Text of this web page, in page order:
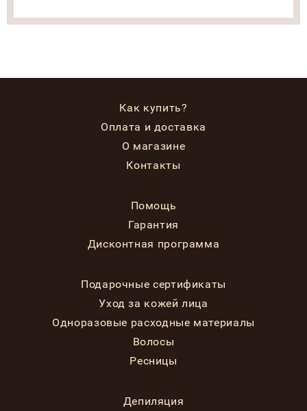
Как купить?
Оплата и доставка
О магазине
Контакты
Помощь
Гарантия
Дисконтная программа
Подарочные сертификаты
Уход за кожей лица
Одноразовые расходные материалы
Волосы
Ресницы
Депиляция